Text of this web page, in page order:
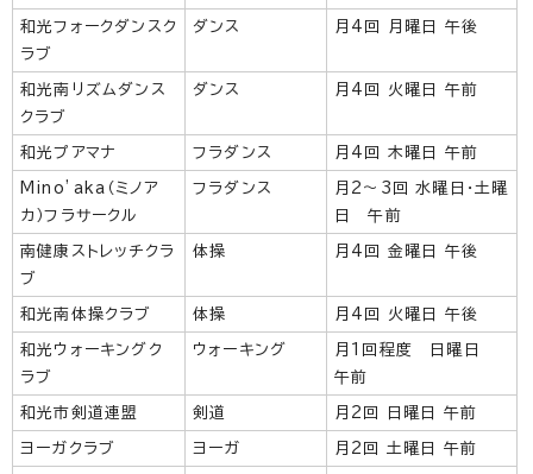
和光フォークダンスク
ラブ
ダンス 月4回 月曜日 午後
和光南リズムダンス
クラブ
ダンス 月4回 火曜日 午前
和光プアマナ フラダンス 月4回 木曜日 午前
Mino’aka（ミノア
カ）フラサークル
フラダンス
月2～3回 水曜日・土曜
日 午前
南健康ストレッチクラ
ブ
体操 月4回 金曜日 午後
和光南体操クラブ 体操 月4回 火曜日 午後
和光ウォーキングク
ラブ
ウォーキング
月1回程度 日曜日
午前
和光市剣道連盟 剣道 月2回 日曜日 午前
ヨーガクラブ ヨーガ 月2回 土曜日 午前